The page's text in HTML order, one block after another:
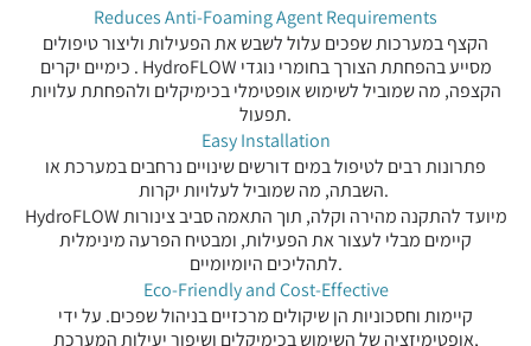
Reduces Anti-Foaming Agent Requirements
הקצף במערכות שפכים עלול לשבש את הפעילות וליצור טיפולים
כימיים יקרים . HydroFLOW מסייע בהפחתת הצורך בחומרי נוגדי
הקצפה, מה שמוביל לשימוש אופטימלי בכימיקלים ולהפחתת עלויות
תפעול.
Easy Installation
פתרונות רבים לטיפול במים דורשים שינויים נרחבים במערכת או
השבתה, מה שמוביל לעלויות יקרות.
HydroFLOW מיועד להתקנה מהירה וקלה, תוך התאמה סביב צינורות
קיימים מבלי לעצור את הפעילות, ומבטיח הפרעה מינימלית
לתהליכים היומיומיים.
Eco-Friendly and Cost-Effective
קיימות וחסכוניות הן שיקולים מרכזיים בניהול שפכים. על ידי
אופטימיזציה של השימוש בכימיקלים ושיפור יעילות המערכת,